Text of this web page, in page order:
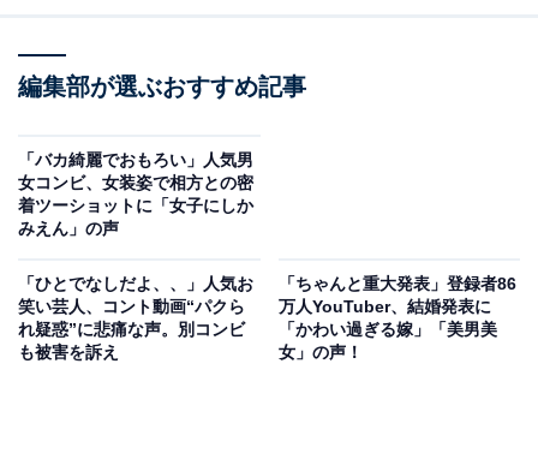
編集部が選ぶおすすめ記事
「バカ綺麗でおもろい」人気男
女コンビ、女装姿で相方との密
着ツーショットに「女子にしか
みえん」の声
「ひとでなしだよ、、」人気お
笑い芸人、コント動画“パクら
れ疑惑”に悲痛な声。別コンビ
も被害を訴え
「ちゃんと重大発表」登録者86
万人YouTuber、結婚発表に
「かわい過ぎる嫁」「美男美
女」の声！